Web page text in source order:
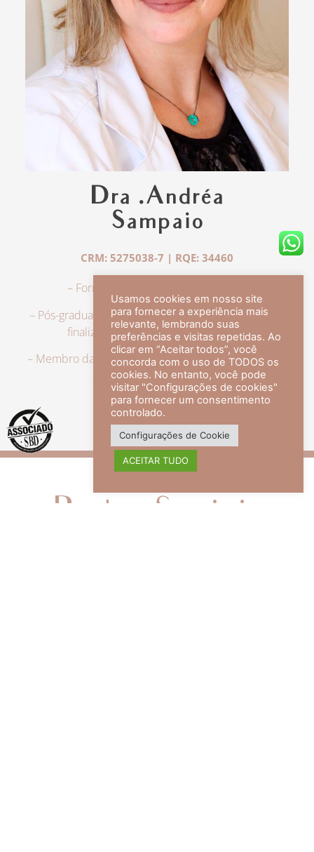
Dra .Andréa
Sampaio
CRM: 5275038-7 | RQE: 34460
– Formação em Medicina pela UFRJ.
– Pós-graduação em Dermatologia pela UFRJ, tendo
finalizado a especialização em 2007.
– Membro da Sociedade Brasileira de Dermatologia,
com título de especialista.
veja mais +
Redes Sociais
Usamos cookies em nosso site
para fornecer a experiência mais
relevante, lembrando suas
preferências e visitas repetidas. Ao
clicar em “Aceitar todos”, você
concorda com o uso de TODOS os
cookies. No entanto, você pode
visitar "Configurações de cookies"
para fornecer um consentimento
controlado.
Configurações de Cookie
ACEITAR TUDO